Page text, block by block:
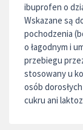
ibuprofen o
Wskazane są
pochodzenia
o łagodnym i
przebiegu
stosowany u
osób
cukru ani